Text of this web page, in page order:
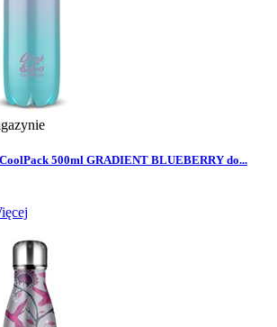
500ml GRADIENT BLUEBERRY do...